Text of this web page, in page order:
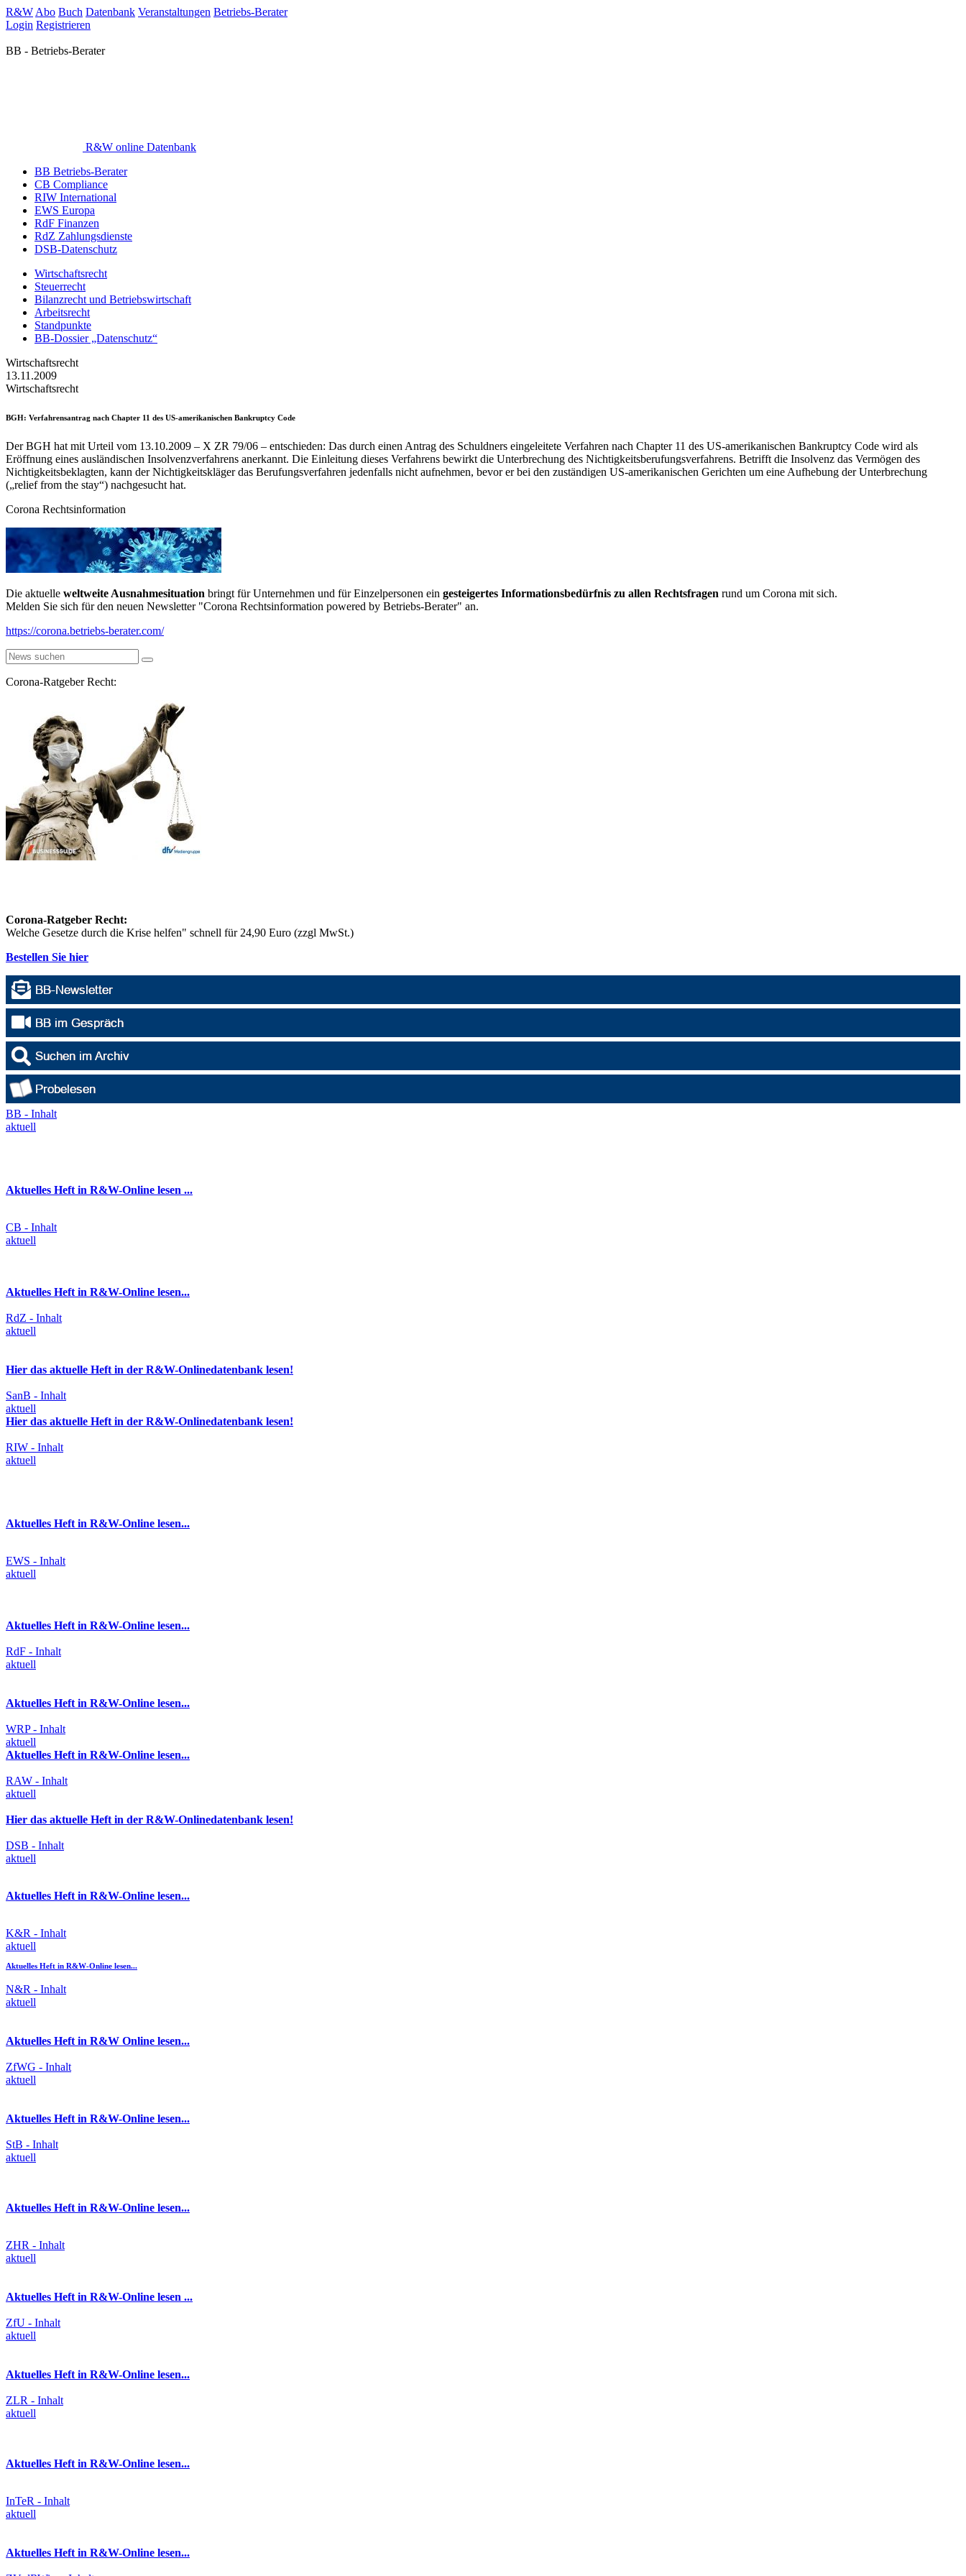
R&W Abo Buch Datenbank Veranstaltungen Betriebs-Berater
Login Registrieren
BB - Betriebs-Berater
R&W online Datenbank
BB Betriebs-Berater
CB Compliance
RIW International
EWS Europa
RdF Finanzen
RdZ Zahlungsdienste
DSB-Datenschutz
Wirtschaftsrecht
Steuerrecht
Bilanzrecht und Betriebswirtschaft
Arbeitsrecht
Standpunkte
BB-Dossier „Datenschutz“
Wirtschaftsrecht
13.11.2009
Wirtschaftsrecht
BGH: Verfahrensantrag nach Chapter 11 des US-amerikanischen Bankruptcy Code
Der BGH hat mit Urteil vom 13.10.2009 – X ZR 79/06 – entschieden: Das durch einen Antrag des Schuldners eingeleitete Verfahren nach Chapter 11 des US-amerikanischen Bankruptcy Code wird als
Eröffnung eines ausländischen Insolvenzverfahrens anerkannt. Die Einleitung dieses Verfahrens bewirkt die Unterbrechung des Nichtigkeitsberufungsverfahrens. Betrifft die Insolvenz das Vermögen des
Nichtigkeitsbeklagten, kann der Nichtigkeitskläger das Berufungsverfahren jedenfalls nicht aufnehmen, bevor er bei den zuständigen US-amerikanischen Gerichten um eine Aufhebung der Unterbrechung
(„relief from the stay“) nachgesucht hat.
Corona Rechtsinformation
Die aktuelle weltweite Ausnahmesituation bringt für Unternehmen und für Einzelpersonen ein gesteigertes Informationsbedürfnis zu allen Rechtsfragen rund um Corona mit sich.
Melden Sie sich für den neuen Newsletter "Corona Rechtsinformation powered by Betriebs-Berater" an.
https://corona.betriebs-berater.com/
Corona-Ratgeber Recht:
Corona-Ratgeber Recht:
Welche Gesetze durch die Krise helfen" schnell für 24,90 Euro (zzgl MwSt.)
Bestellen Sie hier
BB - Inhalt
aktuell
Aktuelles Heft in R&W-Online lesen ...
CB - Inhalt
aktuell
Aktuelles Heft in R&W-Online lesen...
RdZ - Inhalt
aktuell
Hier das aktuelle Heft in der R&W-Onlinedatenbank lesen!
SanB - Inhalt
aktuell
Hier das aktuelle Heft in der R&W-Onlinedatenbank lesen!
RIW - Inhalt
aktuell
Aktuelles Heft in R&W-Online lesen...
EWS - Inhalt
aktuell
Aktuelles Heft in R&W-Online lesen...
RdF - Inhalt
aktuell
Aktuelles Heft in R&W-Online lesen...
WRP - Inhalt
aktuell
Aktuelles Heft in R&W-Online lesen...
RAW - Inhalt
aktuell
Hier das aktuelle Heft in der R&W-Onlinedatenbank lesen!
DSB - Inhalt
aktuell
Aktuelles Heft in R&W-Online lesen...
K&R - Inhalt
aktuell
Aktuelles Heft in R&W-Online lesen...
N&R - Inhalt
aktuell
Aktuelles Heft in R&W Online lesen...
ZfWG - Inhalt
aktuell
Aktuelles Heft in R&W-Online lesen...
StB - Inhalt
aktuell
Aktuelles Heft in R&W-Online lesen...
ZHR - Inhalt
aktuell
Aktuelles Heft in R&W-Online lesen ...
ZfU - Inhalt
aktuell
Aktuelles Heft in R&W-Online lesen...
ZLR - Inhalt
aktuell
Aktuelles Heft in R&W-Online lesen...
InTeR - Inhalt
aktuell
Aktuelles Heft in R&W-Online lesen...